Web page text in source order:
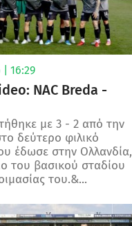
16:29
NAC Breda -
με 3 - 2 από την
δεύτερο φιλικό
έδωσε στην Ολλανδία,
του βασικού σταδίου
του.&...